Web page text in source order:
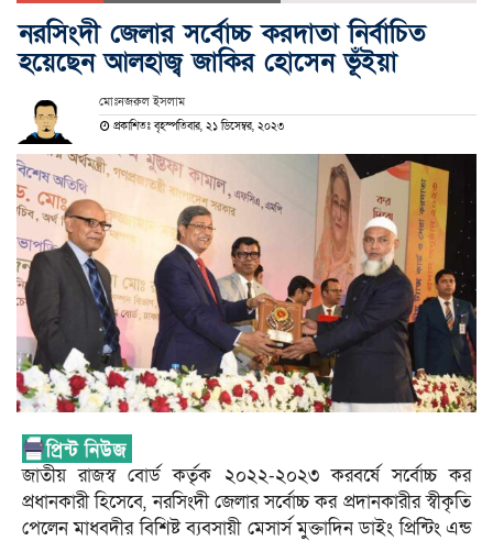
নরসিংদী জেলার সর্বোচ্চ করদাতা নির্বাচিত
হয়েছেন আলহাজ্ব জাকির হোসেন ভূঁইয়া
মোঃনজরুল ইসলাম
প্রকাশিতঃ বৃহস্পতিবার, ২১ ডিসেম্বর, ২০২৩
জাতীয় রাজস্ব বোর্ড কর্তৃক ২০২২-২০২৩ করবর্ষে সর্বোচ্চ কর
প্রধানকারী হিসেবে, নরসিংদী জেলার সর্বোচ্চ কর প্রদানকারীর স্বীকৃতি
পেলেন মাধবদীর বিশিষ্ট ব্যবসায়ী মেসার্স মুক্তাদিন ডাইং প্রিন্টিং এন্ড